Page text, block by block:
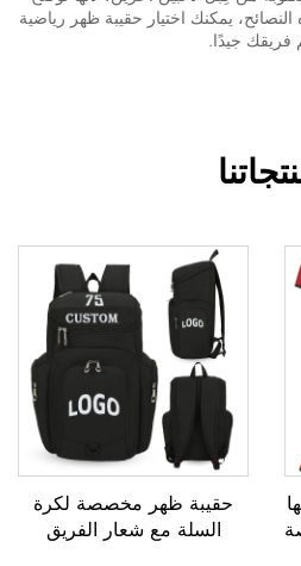
النصائح، يمكنك اختيار حقيبة ظهر رياضية
فريقك جيدًا.
حقيبة ظهر مخصصة لكرة
السلة مع شعار الفريق